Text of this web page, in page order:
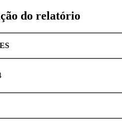
do relatório